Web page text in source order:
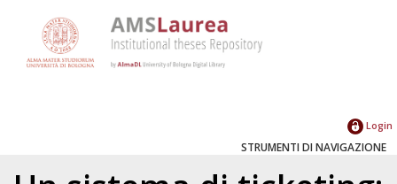
Login
STRUMENTI DI NAVIGAZIONE